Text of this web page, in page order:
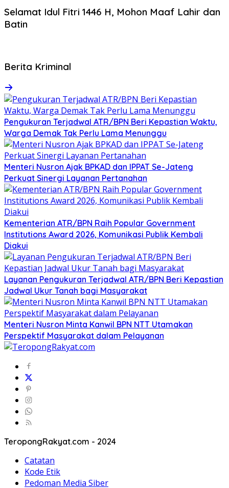
Selamat Idul Fitri 1446 H, Mohon Maaf Lahir dan
Batin
Berita Kriminal
Pengukuran Terjadwal ATR/BPN Beri Kepastian Waktu,
Warga Demak Tak Perlu Lama Menunggu
Menteri Nusron Ajak BPKAD dan IPPAT Se-Jateng
Perkuat Sinergi Layanan Pertanahan
Kementerian ATR/BPN Raih Popular Government
Institutions Award 2026, Komunikasi Publik Kembali
Diakui
Layanan Pengukuran Terjadwal ATR/BPN Beri Kepastian
Jadwal Ukur Tanah bagi Masyarakat
Menteri Nusron Minta Kanwil BPN NTT Utamakan
Perspektif Masyarakat dalam Pelayanan
TeropongRakyat.com - 2024
Catatan
Kode Etik
Pedoman Media Siber